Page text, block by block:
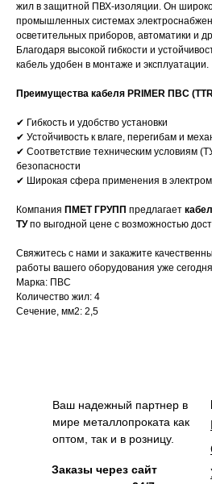
жил в защитной ПВХ-изоляции. Он
промышленных системах
осветительных приборов, автоматики и
Благодаря высокой гибкости и
кабель удобен в монтаже и эксплуатации.
Преимущества кабеля PRIMER ПВС
✔ Гибкость и удобство установки
✔ Устойчивость к влаге, перегибам и
✔ Соответствие техническим условиям
безопасности
✔ Широкая сфера применения в
Компания ПМЕТ ГРУПП предлагает
ТУпо выгодной цене с возможностью
Свяжитесь с нами и закажите
работы вашего оборудования уже
Марка: ПВС
Количество жил: 4
Сечение, мм2: 2,5
Ваш надежный партнер в
мире металлопроката как
оптом, так и в розницу.
Заказы через сайт